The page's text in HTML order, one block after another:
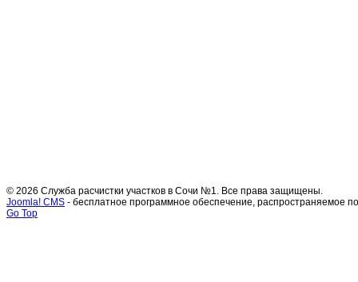
© 2026 Служба расчистки участков в Сочи №1. Все права защищены.
Joomla! CMS - бесплатное программное обеспечение, распространяемое
Go Top